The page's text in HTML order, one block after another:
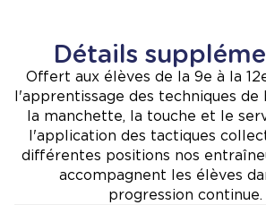
Détails
Offert aux élèves de la 9e à la
l'apprentissage des techniques de
la manchette, la touche et le
l'application des tactiques
différentes positions nos
accompagnent les élèves
progression continue.